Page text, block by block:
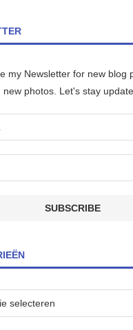
my Newsletter for new blog
new photos. Let's stay